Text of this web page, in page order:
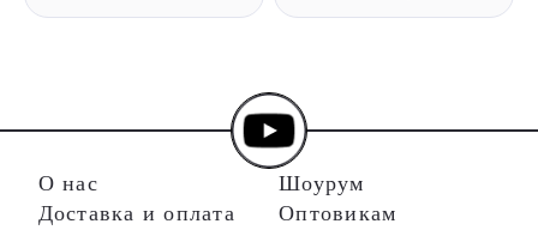
О нас
Доставка и оплата
Шоурум
Оптовикам